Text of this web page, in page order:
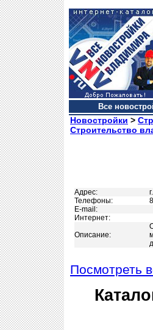
Все
Новостройки >
Строительство
Адрес:
Телефоны:
Е-mail:
Интернет:
Описание:
Посмотреть